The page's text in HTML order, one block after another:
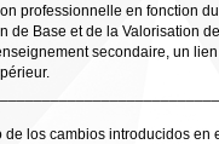
professionnelle en fonction
de Base et de la Valorisation
secondaire, un
de los cambios introducidos